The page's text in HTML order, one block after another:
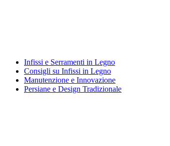
Infissi e Serramenti in Legno
Consigli su Infissi in Legno
Manutenzione e Innovazione
Persiane e Design Tradizionale